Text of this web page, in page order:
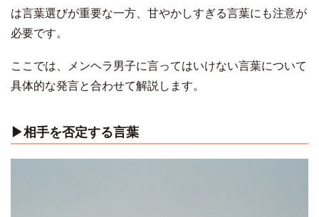
は言葉選びが重要な一方、甘やかしすぎる言葉にも注意が
必要です。
ここでは、メンヘラ男子に言ってはいけない言葉について
具体的な発言と合わせて解説します。
▶︎相手を否定する言葉